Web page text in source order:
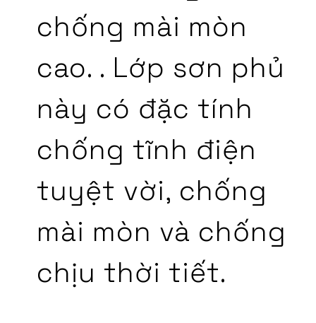
chống mài mòn
cao. . Lớp sơn phủ
này có đặc tính
chống tĩnh điện
tuyệt vời, chống
mài mòn và chống
chịu thời tiết.